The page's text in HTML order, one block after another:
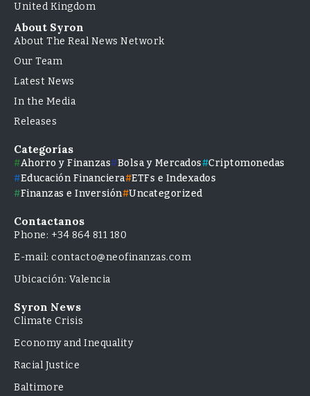
United Kingdom
About Syron
About The Real News Network
Our Team
Latest News
In the Media
Releases
Categorías
Ahorro y Finanzas Bolsa y Mercados
Criptomonedas
Educación Financiera ETFs e Indexados
Finanzas e Inversión Uncategorized
Contactanos
Phone: +34 864 811 180
E-mail: contacto@neofinanzas.com
Ubicación: Valencia
Syron News
Climate Crisis
Economy and Inequality
Racial Justice
Baltimore